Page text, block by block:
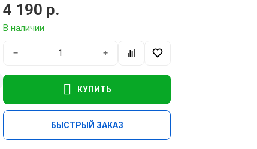
4 190 р.
В наличии
− +
КУПИТЬ
БЫСТРЫЙ ЗАКАЗ